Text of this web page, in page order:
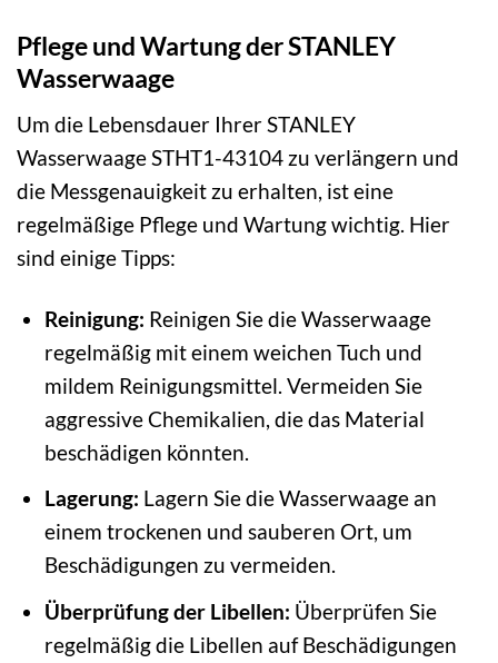
Pflege und Wartung der STANLEY
Wasserwaage
Um die Lebensdauer Ihrer STANLEY
Wasserwaage STHT1-43104 zu verlängern und
die Messgenauigkeit zu erhalten, ist eine
regelmäßige Pflege und Wartung wichtig. Hier
sind einige Tipps:
Reinigung: Reinigen Sie die Wasserwaage
regelmäßig mit einem weichen Tuch und
mildem Reinigungsmittel. Vermeiden Sie
aggressive Chemikalien, die das Material
beschädigen könnten.
Lagerung: Lagern Sie die Wasserwaage an
einem trockenen und sauberen Ort, um
Beschädigungen zu vermeiden.
Überprüfung der Libellen: Überprüfen Sie
regelmäßig die Libellen auf Beschädigungen